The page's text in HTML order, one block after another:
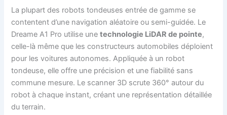
La plupart des robots tondeuses entrée de gamme se
contentent d’une navigation aléatoire ou semi-guidée. Le
Dreame A1 Pro utilise unetechnologie LiDAR de pointe,
celle-là même que les constructeurs automobiles déploient
pour les voitures autonomes. Appliquée à un robot
tondeuse, elle offre une précision et une fiabilité sans
commune mesure. Le scanner 3D scrute 360° autour du
robot à chaque instant, créant une représentation détaillée
du terrain.